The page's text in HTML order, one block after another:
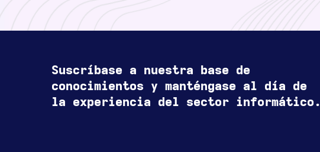
Suscríbase a nuestra base de
conocimientos y manténgase al día de
la experiencia del sector informático.